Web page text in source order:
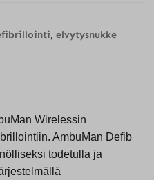
, elvytysnukke
Wirelessin
AmbuMan Defib
todetulla ja